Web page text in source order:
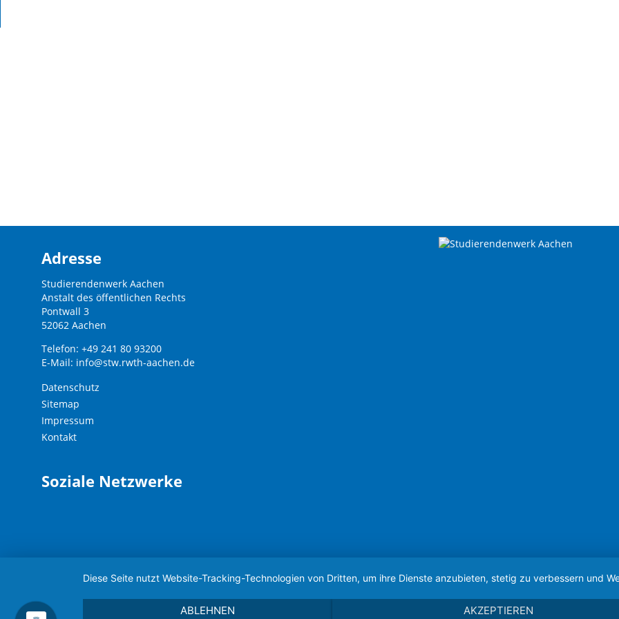
Adresse
Studierendenwerk Aachen
Anstalt des öffentlichen Rechts
Pontwall 3
52062 Aachen
Telefon: +49 241 80 93200
E-Mail: info@stw.rwth-aachen.de
Datenschutz
Sitemap
Impressum
Kontakt
Soziale Netzwerke
Diese Seite nutzt Website-Tracking-Technologien von Dritten, um ihre Dienste anzubieten, stetig zu verbessern und
ABLEHNEN AKZEPTIEREN